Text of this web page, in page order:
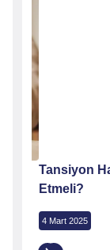
Tansiyon
Etmeli?
4 Mart 2025